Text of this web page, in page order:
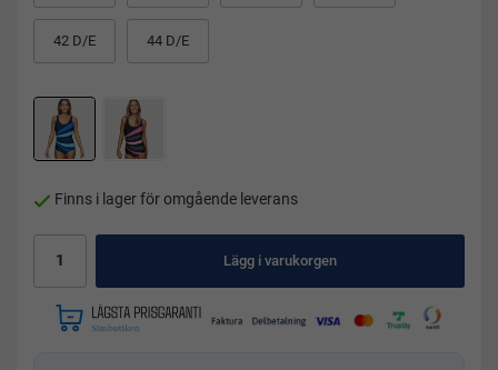
42 D/E 44 D/E
Finns i lager för omgående leverans
Lägg i varukorgen